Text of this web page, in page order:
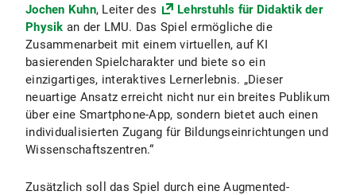
Jochen Kuhn, Leiter des
Lehrstuhls für Didaktik der
Physik an der LMU. Das Spiel ermögliche die
Zusammenarbeit mit einem virtuellen, auf KI
basierenden Spielcharakter und biete so ein
einzigartiges, interaktives Lernerlebnis. „Dieser
neuartige Ansatz erreicht nicht nur ein breites Publikum
über eine Smartphone-App, sondern bietet auch einen
individualisierten Zugang für Bildungseinrichtungen und
Wissenschaftszentren.“
Zusätzlich soll das Spiel durch eine Augmented-